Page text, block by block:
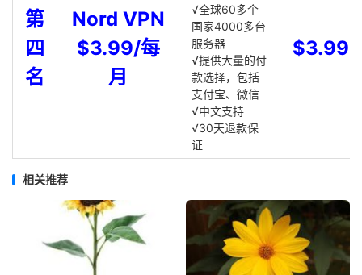
第
四
名
Nord VPN
$3.99/每
月
√全球60多个
国家4000多台
服务器
√提供大量的付
款选择，包括
支付宝、微信
√中文支持
√30天退款保
证
$3.99
相关推荐